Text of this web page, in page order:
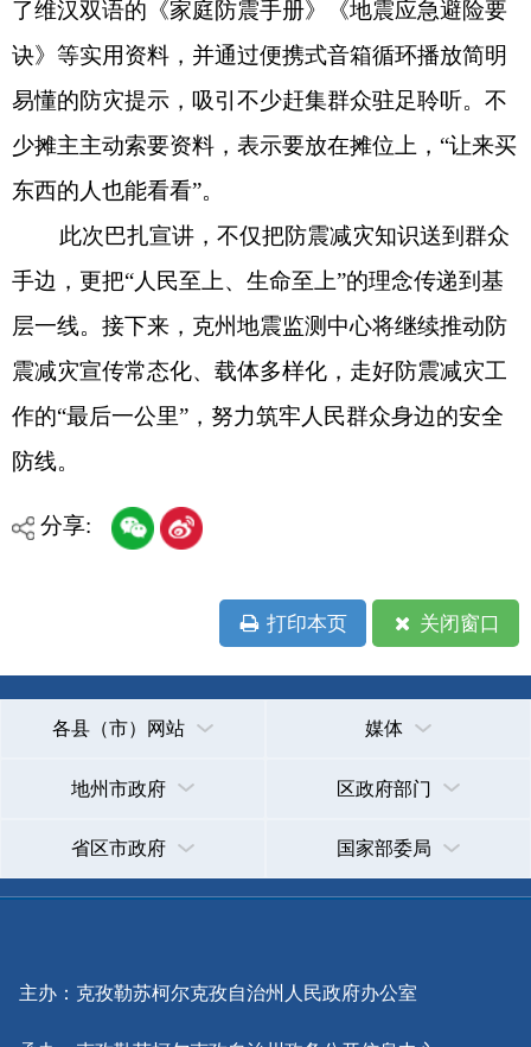
防线。
打印本页 关闭窗口
各县（市）网站 媒体
主办：克孜勒苏柯尔克孜自治州人民政府办公室
承办：克孜勒苏柯尔克孜自治州政务公开信息中心
法律声明 关于我们